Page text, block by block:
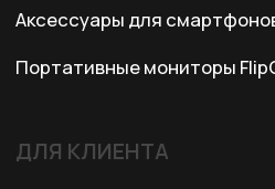
© 2024 XRTech. All Rights Reserved.
Ежедневно с 10:00 до 19:00